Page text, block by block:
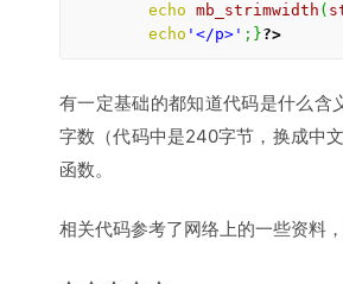
echo mb_strimwidth (
echo '</p>' ; }?>
有一定基础的都知道代码是什么
字数（代码中是240字节，换成中
函数。
相关代码参考了网络上的一些资料